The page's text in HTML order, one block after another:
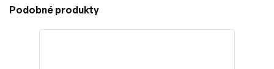
Podobné produkty